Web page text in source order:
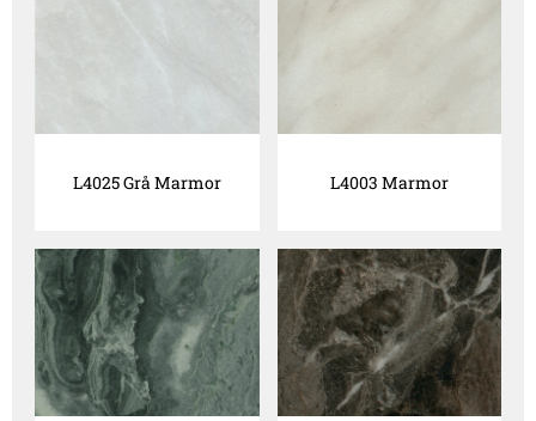
L4025 Grå Marmor L4003 Marmor